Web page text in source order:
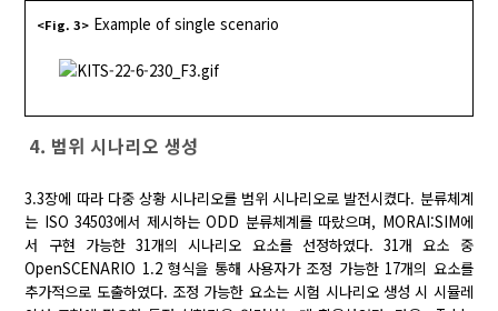
<Fig. 3> Example of single scenario
4. 범위 시나리오 생성
3.3장에 따라 다중 상황 시나리오를 범위 시나리오로 발전시켰다. 분류체계
는 ISO 34503에서 제시하는 ODD 분류체계를 따랐으며, MORAI:SIM에
서 구현 가능한 31개의 시나리오 요소를 선정하였다. 31개 요소 중
OpenSCENARIO 1.2 형식을 통해 사용자가 조정 가능한 17개의 요소를
추가적으로 도출하였다. 조정 가능한 요소는 시험 시나리오 생성 시 시뮬레